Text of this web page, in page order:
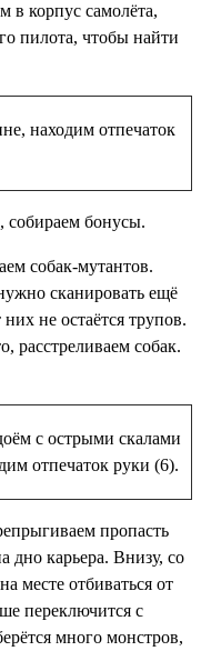
в корпус самолёта,
пилота, чтобы найти
находим отпечаток
собираем бонусы.
собак-мутантов.
сканировать ещё
не остаётся трупов.
расстреливаем собак.
с острыми скалами
отпечаток руки (6).
пропасть
дно карьера. Внизу, со
месте отбиваться от
переключится с
много монстров,